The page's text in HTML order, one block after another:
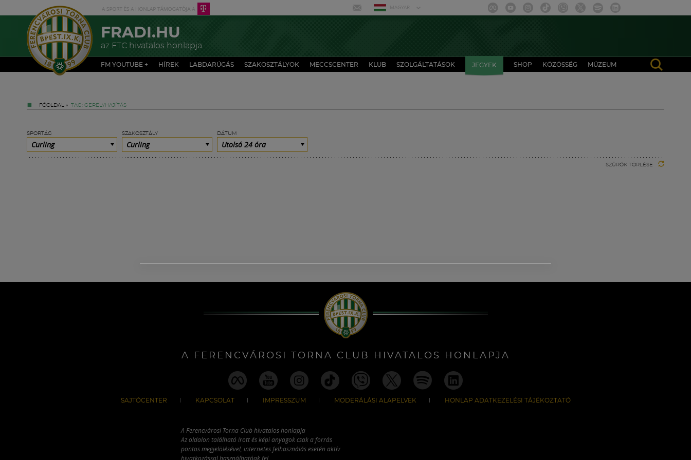
MAGYAR
FRADI.HU
az FTC hivatalos honlapja
FM YOUTUBE + HÍREK LABDARÚGÁS SZAKOSZTÁLYOK MECCSCENTER KLUB SZOLGÁLTATÁSOK JEGYEK SHOP KÖZÖSSÉG MÚZEUM
FŐOLDAL » TAG: GERELYHAJÍTÁS
SPORTÁG
Curling
SZAKOSZTÁLY
Curling
DÁTUM
Utolsó 24 óra
SZŰRŐK TÖRLÉSE
A FERENCVÁROSI TORNA CLUB HIVATALOS HONLAPJA
SAJTÓCENTER KAPCSOLAT IMPRESSZUM MODERÁLÁSI ALAPELVEK HONLAP ADATKEZELÉSI TÁJÉKOZTATÓ
A Ferencvárosi Torna Club hivatalos honlapja
Az oldalon található írott és képi anyagok csak a forrás
pontos megjelölésével, internetes felhasználás esetén aktív
hivatkozással használhatóak fel.